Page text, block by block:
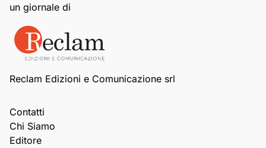
un giornale di
Reclam Edizioni e Comunicazione srl
Contatti
Chi Siamo
Editore